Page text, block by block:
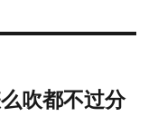
吹都不过分